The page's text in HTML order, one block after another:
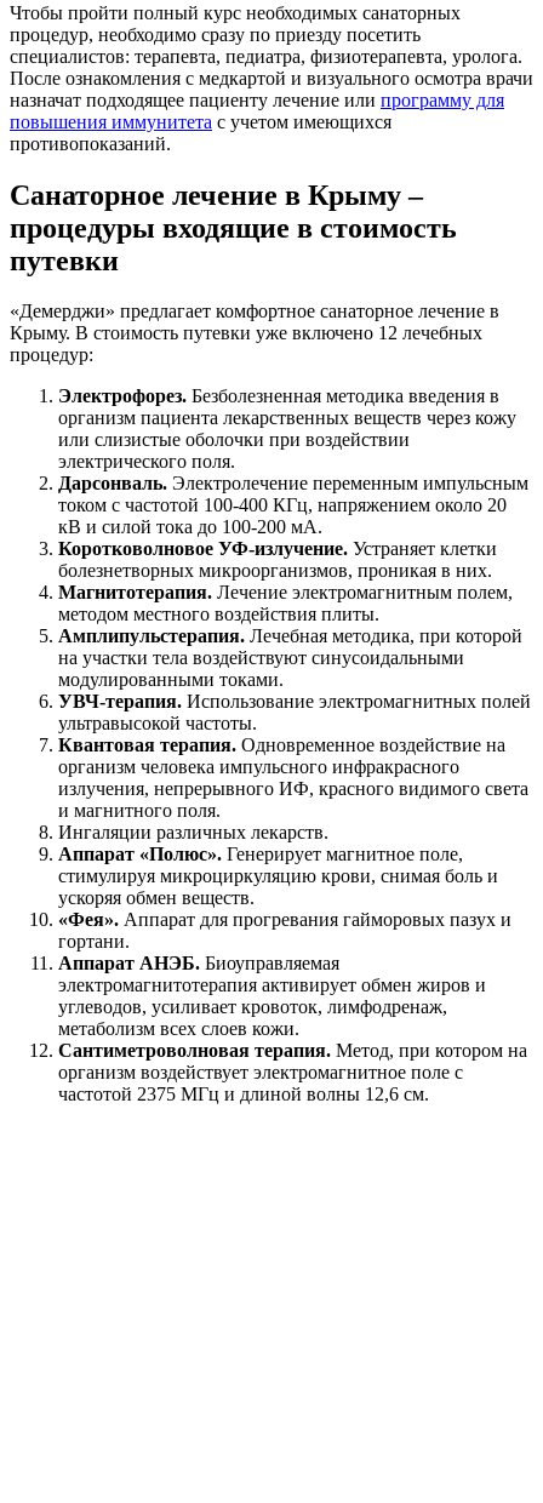
Чтобы пройти полный курс необходимых санаторных
процедур, необходимо сразу по приезду посетить
специалистов: терапевта, педиатра, физиотерапевта, уролога.
После ознакомления с медкартой и визуального осмотра врачи
назначат подходящее пациенту лечение или программу для
повышения иммунитета с учетом имеющихся
противопоказаний.
Санаторное лечение в Крыму –
процедуры входящие в стоимость
путевки
«Демерджи» предлагает комфортное санаторное лечение в
Крыму. В стоимость путевки уже включено 12 лечебных
процедур:
Электрофорез. Безболезненная методика введения в
организм пациента лекарственных веществ через кожу
или слизистые оболочки при воздействии
электрического поля.
Дарсонваль. Электролечение переменным импульсным
током с частотой 100-400 КГц, напряжением около 20
кВ и силой тока до 100-200 мА.
Коротковолновое УФ-излучение. Устраняет клетки
болезнетворных микроорганизмов, проникая в них.
Магнитотерапия. Лечение электромагнитным полем,
методом местного воздействия плиты.
Амплипульстерапия. Лечебная методика, при которой
на участки тела воздействуют синусоидальными
модулированными токами.
УВЧ-терапия. Использование электромагнитных полей
ультравысокой частоты.
Квантовая терапия. Одновременное воздействие на
организм человека импульсного инфракрасного
излучения, непрерывного ИФ, красного видимого света
и магнитного поля.
Ингаляции различных лекарств.
Аппарат «Полюс». Генерирует магнитное поле,
стимулируя микроциркуляцию крови, снимая боль и
ускоряя обмен веществ.
«Фея». Аппарат для прогревания гайморовых пазух и
гортани.
Аппарат АНЭБ. Биоуправляемая
электромагнитотерапия активирует обмен жиров и
углеводов, усиливает кровоток, лимфодренаж,
метаболизм всех слоев кожи.
Сантиметроволновая терапия. Метод, при котором на
организм воздействует электромагнитное поле с
частотой 2375 МГц и длиной волны 12,6 см.